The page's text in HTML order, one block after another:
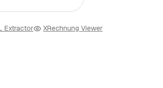
Extractor XRechnung Viewer